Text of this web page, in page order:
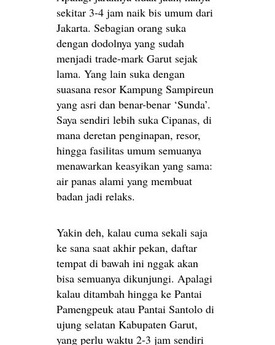
sekitar 3-4 jam naik bis umum dari
Jakarta. Sebagian orang suka
dengan dodolnya yang sudah
menjadi trade-mark Garut sejak
lama. Yang lain suka dengan
suasana resor Kampung Sampireun
yang asri dan benar-benar ‘Sunda’.
Saya sendiri lebih suka Cipanas, di
mana deretan penginapan, resor,
hingga fasilitas umum semuanya
menawarkan keasyikan yang sama:
air panas alami yang membuat
badan jadi relaks.
Yakin deh, kalau cuma sekali saja
ke sana saat akhir pekan, daftar
tempat di bawah ini nggak akan
bisa semuanya dikunjungi. Apalagi
kalau ditambah hingga ke Pantai
Pamengpeuk atau Pantai Santolo di
ujung selatan Kabupaten Garut,
yang perlu waktu 2-3 jam sendiri